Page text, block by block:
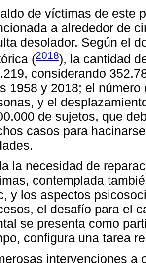
de víctimas de este
a alrededor de
desolador. Según el
(2018), la cantidad
considerando
1958 y 2018; el
y el
de sujetos, que
casos para
la necesidad de
contemplada
y los aspectos
el desafío para el
se presenta como
configura una tarea
intervenciones a